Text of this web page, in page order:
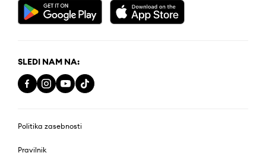
SLEDI NAM NA:
Politika zasebnosti
Pravilnik